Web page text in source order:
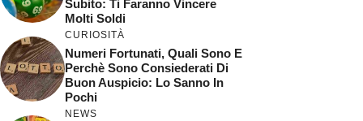
Subito: Ti Faranno Vincere
Molti Soldi
CURIOSITÀ
Numeri Fortunati, Quali Sono E
Perchè Sono Consiederati Di
Buon Auspicio: Lo Sanno In
Pochi
NEWS